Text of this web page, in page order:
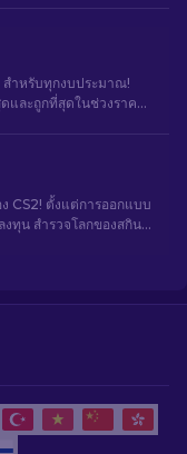
าหรับทุกงบประมาณ!
และถูกที่สุดในช่วงราคา
CS2! ตั้งแต่การออกแบบ
ทุน สำรวจโลกของสกิน